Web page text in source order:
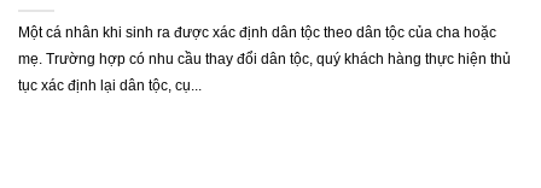
Một cá nhân khi sinh ra được xác định dân tộc theo dân tộc của cha hoặc
mẹ. Trường hợp có nhu cầu thay đổi dân tộc, quý khách hàng thực hiện thủ
tục xác định lại dân tộc, cụ...